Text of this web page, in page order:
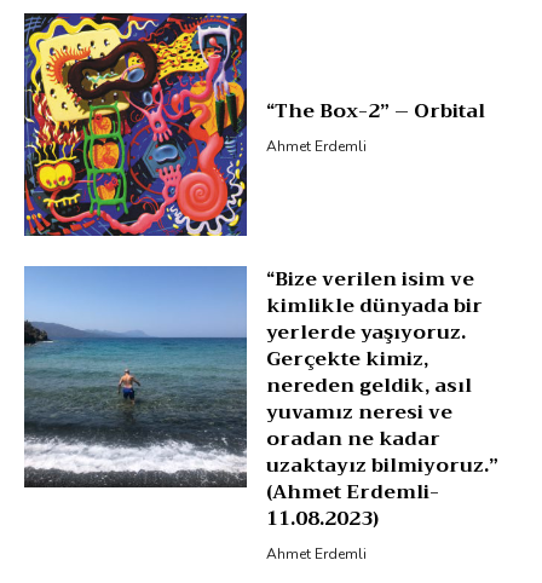
“The Box-2” – Orbital
Ahmet Erdemli
“Bize verilen isim ve
kimlikle dünyada bir
yerlerde yaşıyoruz.
Gerçekte kimiz,
nereden geldik, asıl
yuvamız neresi ve
oradan ne kadar
uzaktayız bilmiyoruz.”
(Ahmet Erdemli-
11.08.2023)
Ahmet Erdemli